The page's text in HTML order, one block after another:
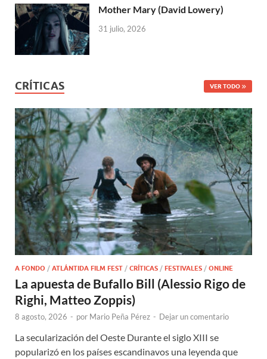
Mother Mary (David Lowery)
31 julio, 2026
CRÍTICAS VER TODO
A FONDO / ATLÁNTIDA FILM FEST / CRÍTICAS / FESTIVALES / ONLINE
La apuesta de Bufallo Bill (Alessio Rigo de
Righi, Matteo Zoppis)
8 agosto, 2026 - por Mario Peña Pérez - Dejar un comentario
La secularización del Oeste Durante el siglo XIII se
popularizó en los países escandinavos una leyenda que